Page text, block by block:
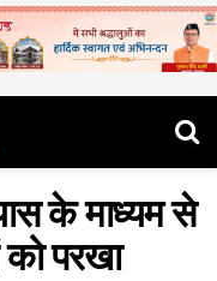
के माध्यम से
को परखा